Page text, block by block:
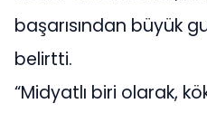
başarısından büyük
belirtti.
“Midyatlı biri olarak,